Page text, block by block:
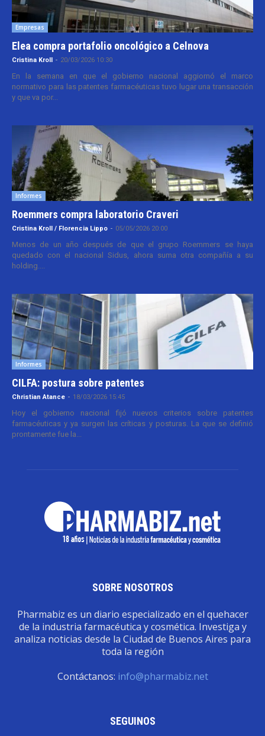
Empresas
Elea compra portafolio oncológico a Celnova
Cristina Kroll - 20/03/2026 10:30
En la semana en que el gobierno nacional aggiornó el marco
normativo para las patentes farmacéuticas tuvo lugar una transacción
y que va por...
Informes
Roemmers compra laboratorio Craveri
Cristina Kroll / Florencia Lippo - 05/05/2026 20:00
Menos de un año después de que el grupo Roemmers se haya
quedado con el nacional Sidus, ahora suma otra compañía a su
holding....
Informes
CILFA: postura sobre patentes
Christian Atance - 18/03/2026 15:45
Hoy el gobierno nacional fijó nuevos criterios sobre patentes
farmacéuticas y ya surgen las críticas y posturas. La que se definió
prontamente fue la...
SOBRE NOSOTROS
Pharmabiz es un diario especializado en el quehacer
de la industria farmacéutica y cosmética. Investiga y
analiza noticias desde la Ciudad de Buenos Aires para
toda la región
Contáctanos: info@pharmabiz.net
SEGUINOS